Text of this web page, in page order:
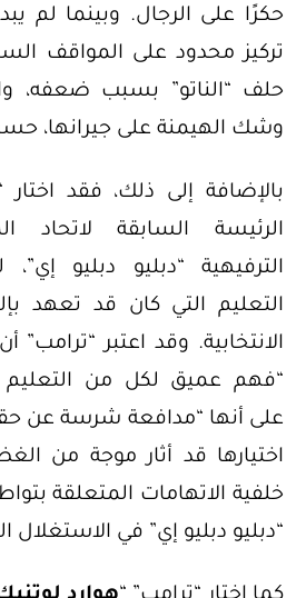
حكرًا على الرجال. وبينما لم
تركيز محدود على المواقف
حلف “الناتو” بسبب ضعفه،
وشك الهيمنة على جيرانها،
بالإضافة إلى ذلك، فقد اختار “
الرئيسة السابقة لاتحاد
الترفيهية “دبليو دبليو إي”،
التعليم التي كان قد تعهد
الانتخابية. وقد اعتبر “ترامب”
“فهم عميق لكل من التعليم
على أنها “مدافعة شرسة عن حقوق
اختيارها قد أثار موجة من
خلفية الاتهامات المتعلقة
“دبليو دبليو إي” في الاستغلال